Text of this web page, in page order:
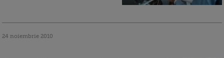
24 noiembrie 2010